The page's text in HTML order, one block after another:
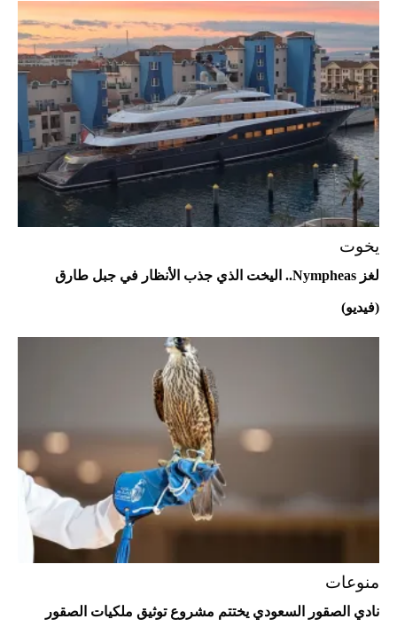
أغلى 10 عطور في العالم للرجال تمنحك فخامة
استثنائية
Aston Martin Valiant: على هوى الأبطال
Comeback" في جدة (فيديو)
2026-07-25
"بوجاتي ميسترال" الاستثنائية للبيع في
مزاد مونتيري
2026-07-23
يخوت
لغز Nympheas.. اليخت الذي جذب الأنظار في جبل طارق
(فيديو)
منوعات
نادي الصقور السعودي يختتم مشروع توثيق ملكيات الصقور